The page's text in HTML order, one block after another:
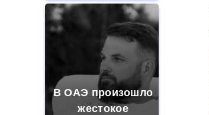
В ОАЭ произошло
жестокое